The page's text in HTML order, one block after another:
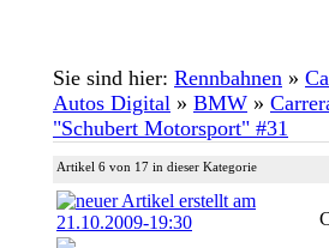
Sie sind hier: Rennbahnen »
Autos Digital » BMW »
"Schubert Motorsport" #31
Artikel 6 von 17 in dieser Kategorie